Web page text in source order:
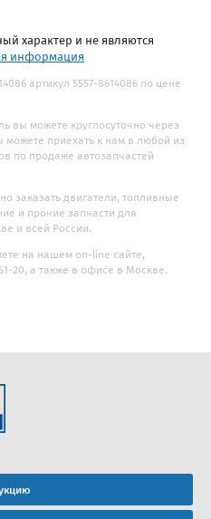
характер и не являются
информация
артикул 5557-8614086 по цене
вы можете круглосуточно через
можете приехать к нам в любой из
по продаже автозапчастей
заказать двигатели, топливные
и прочие запчасти для
и всей России.
на нашем on-line сайте,
20, а также в офисе в Москве.